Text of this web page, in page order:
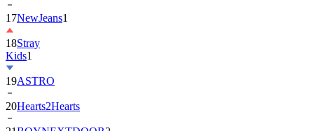
17NewJeans1
18Stray
Kids1
19ASTRO
20Hearts2Hearts